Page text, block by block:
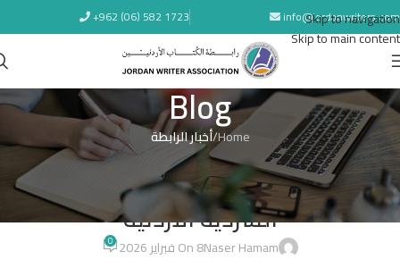
Skip to navigation
Skip to main content
info@jordanwriters.com
+962 (06) 582 1723
BlogHome
/أخبار الرابطة
أخبار الرابطة
ندوة بعنوان: دور الدراما في إعادة إنتاج
السردية الأردنية
Naser HamamOn 8 فبراير 2026 0